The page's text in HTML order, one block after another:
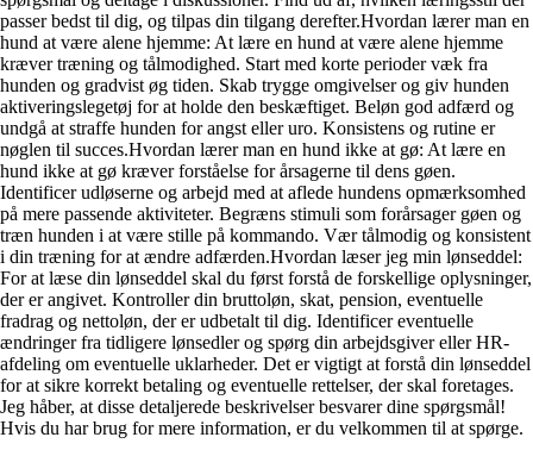
passer bedst til dig, og tilpas din tilgang derefter.Hvordan lærer man en
hund at være alene hjemme: At lære en hund at være alene hjemme
kræver træning og tålmodighed. Start med korte perioder væk fra
hunden og gradvist øg tiden. Skab trygge omgivelser og giv hunden
aktiveringslegetøj for at holde den beskæftiget. Beløn god adfærd og
undgå at straffe hunden for angst eller uro. Konsistens og rutine er
nøglen til succes.Hvordan lærer man en hund ikke at gø: At lære en
hund ikke at gø kræver forståelse for årsagerne til dens gøen.
Identificer udløserne og arbejd med at aflede hundens opmærksomhed
på mere passende aktiviteter. Begræns stimuli som forårsager gøen og
træn hunden i at være stille på kommando. Vær tålmodig og konsistent
i din træning for at ændre adfærden.Hvordan læser jeg min lønseddel:
For at læse din lønseddel skal du først forstå de forskellige oplysninger,
der er angivet. Kontroller din bruttoløn, skat, pension, eventuelle
fradrag og nettoløn, der er udbetalt til dig. Identificer eventuelle
ændringer fra tidligere lønsedler og spørg din arbejdsgiver eller HR-
afdeling om eventuelle uklarheder. Det er vigtigt at forstå din lønseddel
for at sikre korrekt betaling og eventuelle rettelser, der skal foretages.
Jeg håber, at disse detaljerede beskrivelser besvarer dine spørgsmål!
Hvis du har brug for mere information, er du velkommen til at spørge.